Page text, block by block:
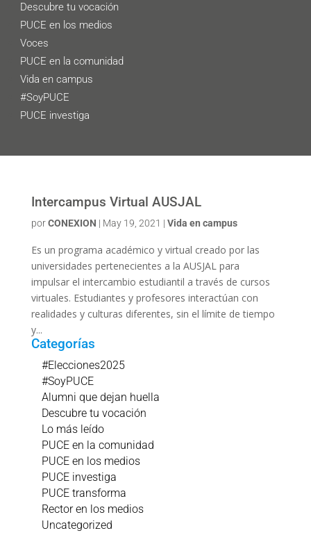
Descubre tu vocación
PUCE en los medios
Voces
PUCE en la comunidad
Vida en campus
#SoyPUCE
PUCE investiga
Intercampus Virtual AUSJAL
porCONEXION | May 19, 2021 | Vida en campus
Es un programa académico y virtual creado por las
universidades pertenecientes a la AUSJAL para
impulsar el intercambio estudiantil a través de cursos
virtuales. Estudiantes y profesores interactúan con
realidades y culturas diferentes, sin el límite de tiempo
y...
Categorías
#Elecciones2025
#SoyPUCE
Alumni que dejan huella
Descubre tu vocación
Lo más leído
PUCE en la comunidad
PUCE en los medios
PUCE investiga
PUCE transforma
Rector en los medios
Uncategorized